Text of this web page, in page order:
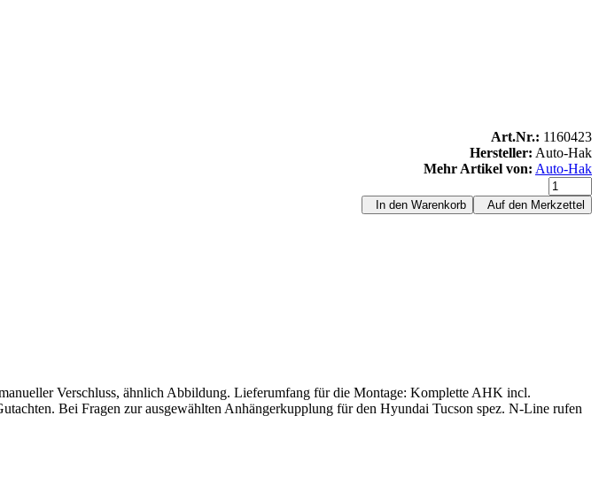
Art.Nr.: 1160423
Hersteller: Auto-Hak
Mehr Artikel von: Auto-Hak
In den Warenkorb Auf den Merkzettel
Verschluss, ähnlich Abbildung. Lieferumfang für die Montage: Komplette AHK incl.
Bei Fragen zur ausgewählten Anhängerkupplung für den Hyundai Tucson spez. N-Line rufen